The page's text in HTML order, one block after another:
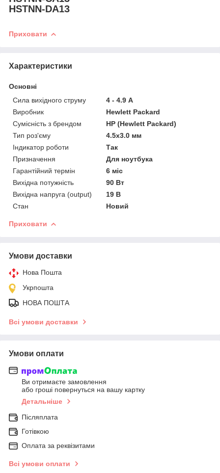
HSTNN-DA13
Приховати
Характеристики
Основні
Сила вихідного струму
4 - 4.9 А
Виробник
Hewlett Packard
Сумісність з брендом
HP (Hewlett Packard)
Тип роз'єму
4.5x3.0 мм
Індикатор роботи
Так
Призначення
Для ноутбука
Гарантійний термін
6 міс
Вихідна потужність
90 Вт
Вихідна напруга (output)
19 В
Стан
Новий
Приховати
Умови доставки
Нова Пошта
Укрпошта
НОВА ПОШТА
Всі умови доставки
Умови оплати
Ви отримаєте замовлення
або гроші повернуться на вашу картку
Детальніше
Післяплата
Готівкою
Оплата за реквізитами
Всі умови оплати